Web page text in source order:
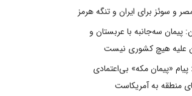
و سوئز برای ایران و تنگه هرمز
پیمان سه‌جانبه با عربستان و
علیه هیچ کشوری نیست
پیام «پیمان مکه» بی‌اعتمادی
منطقه به آمریکاست